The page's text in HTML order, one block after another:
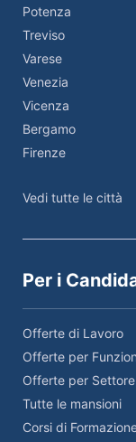
Potenza
Treviso
Varese
Venezia
Vicenza
Bergamo
Firenze
Vedi tutte le città
Per i
Offerte di Lavoro
Offerte per
Offerte per Settore
Tutte le mansioni
Corsi di